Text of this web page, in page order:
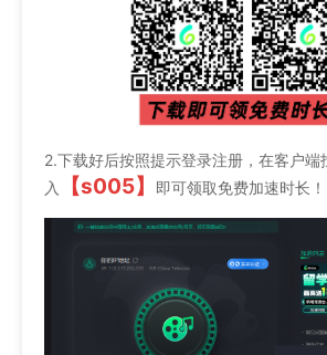
2.下载好后按照提示登录注册，在客户端
入
【s005】 即可领取免费加速时长！